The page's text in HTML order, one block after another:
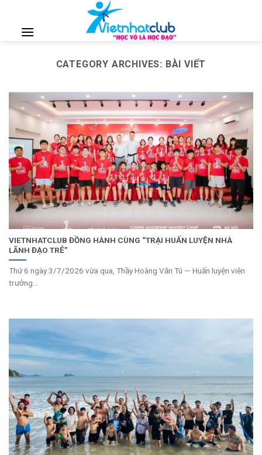
content
CATEGORY ARCHIVES: BÀI VIẾT
VIETNHATCLUB ĐỒNG HÀNH CÙNG “TRẠI HUẤN LUYỆN NHÀ
LÃNH ĐẠO TRẺ”
Thứ 6 ngày 3/7/2026 vừa qua, Thầy Hoàng Văn Tú — Huấn luyện viên
trưởng...